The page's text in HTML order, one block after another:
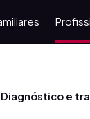
Diagnóstico e